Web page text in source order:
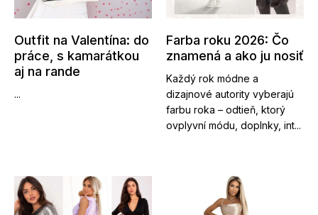
Outfit na Valentína: do
práce, s kamarátkou
aj na rande
...
Farba roku 2026: Čo
znamená a ako ju nosiť
Každý rok módne a
dizajnové autority vyberajú
farbu roka – odtieň, ktorý
ovplyvní módu, doplnky, int...